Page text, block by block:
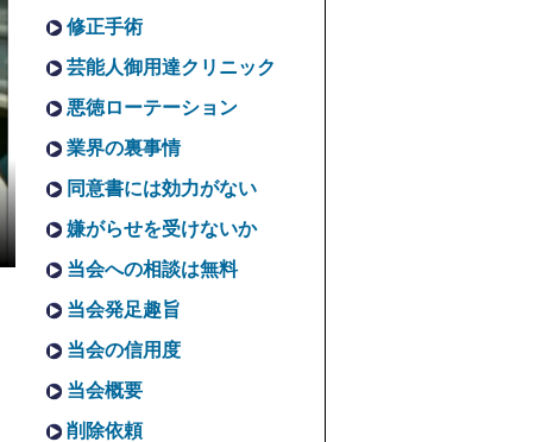
修正手術
芸能人御用達クリニック
悪徳ローテーション
業界の裏事情
同意書には効力がない
嫌がらせを受けないか
当会への相談は無料
当会発足趣旨
当会の信用度
当会概要
削除依頼